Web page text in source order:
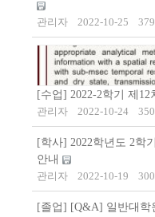
관리자 2022-10-25 379
[수업] 2022-2학기 제
관리자
2022-10-24 350
[학사] 2022학년도 2학
안내
관리자
2022-10-19 300
[졸업] [Q&A] 일반대학